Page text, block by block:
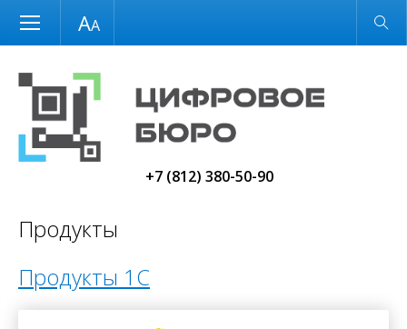
Размер шрифта Обычная версия
+7 (812) 380-50-90
Продукты
Продукты 1C